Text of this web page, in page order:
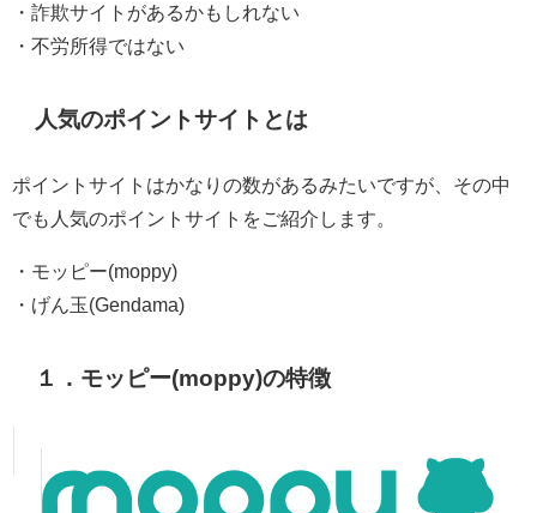
・詐欺サイトがあるかもしれない
・不労所得ではない
人気のポイントサイトとは
ポイントサイトはかなりの数があるみたいですが、その中
でも人気のポイントサイトをご紹介します。
・モッピー(moppy)
・げん玉(Gendama)
１．モッピー(moppy)の特徴